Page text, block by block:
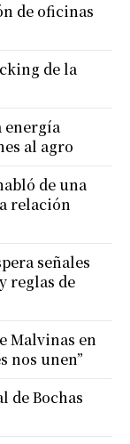
de oficinas
de la
energía
al agro
de una
relación
señales
reglas de
Malvinas en
nos unen”
de Bochas